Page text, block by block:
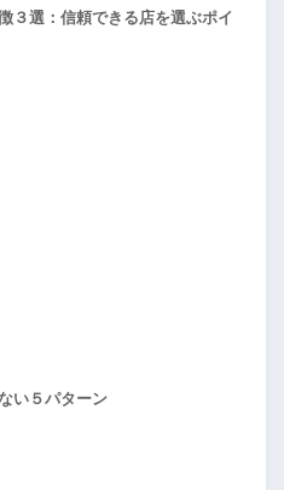
３選：信頼できる店を選ぶポイ
い５パターン